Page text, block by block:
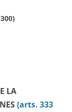
LA
(arts. 333